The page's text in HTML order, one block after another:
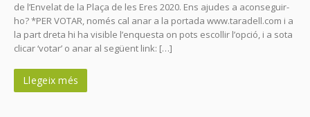
de l’Envelat de la Plaça de les Eres 2020. Ens ajudes a aconseguir-
ho? *PER VOTAR, només cal anar a la portada www.taradell.com i a
la part dreta hi ha visible l’enquesta on pots escollir l’opció, i a sota
clicar ‘votar’ o anar al següent link: […]
Llegeix més